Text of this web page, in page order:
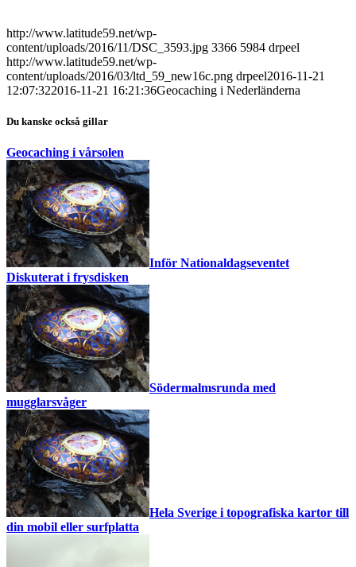
http://www.latitude59.net/wp-
content/uploads/2016/11/DSC_3593.jpg 3366 5984 drpeel
http://www.latitude59.net/wp-
content/uploads/2016/03/ltd_59_new16c.png drpeel2016-11-21
12:07:322016-11-21 16:21:36Geocaching i Nederländerna
Du kanske också gillar
Geocaching i vårsolen
Inför Nationaldagseventet
Diskuterat i frysdisken
Södermalmsrunda med
mugglarsvåger
Hela Sverige i topografiska kartor till
din mobil eller surfplatta